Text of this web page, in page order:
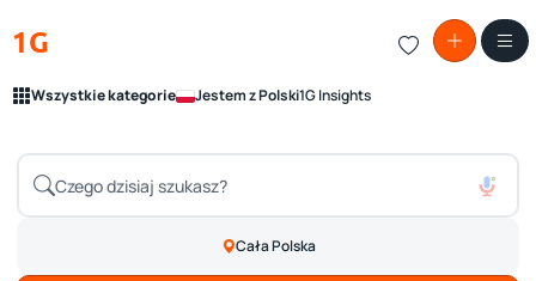
1G
Wszystkie kategorie Jestem z Polski1G Insights
Cała Polska